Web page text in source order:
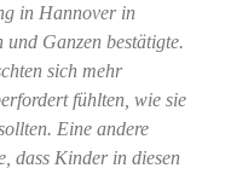
in Hannover in
Ganzen bestätigte.
sich mehr
fühlten, wie sie
Eine andere
dass Kinder in diesen